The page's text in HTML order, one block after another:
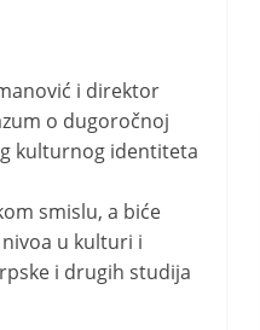
i direktor
o dugoročnoj
kulturnog identiteta
smislu, a biće
u kulturi i
i drugih studija